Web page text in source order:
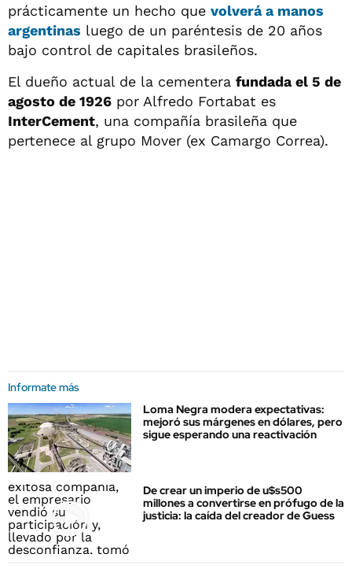
prácticamente un hecho que volverá a manos
argentinas luego de un paréntesis de 20 años
bajo control de capitales brasileños.
El dueño actual de la cementera fundada el 5 de
agosto de 1926 por Alfredo Fortabat es
InterCement, una compañía brasileña que
pertenece al grupo Mover (ex Camargo Correa).
Informate más
Loma Negra modera expectativas:
mejoró sus márgenes en dólares, pero
sigue esperando una reactivación
De crear un imperio de u$s500
millones a convertirse en prófugo de la
justicia: la caída del creador de Guess